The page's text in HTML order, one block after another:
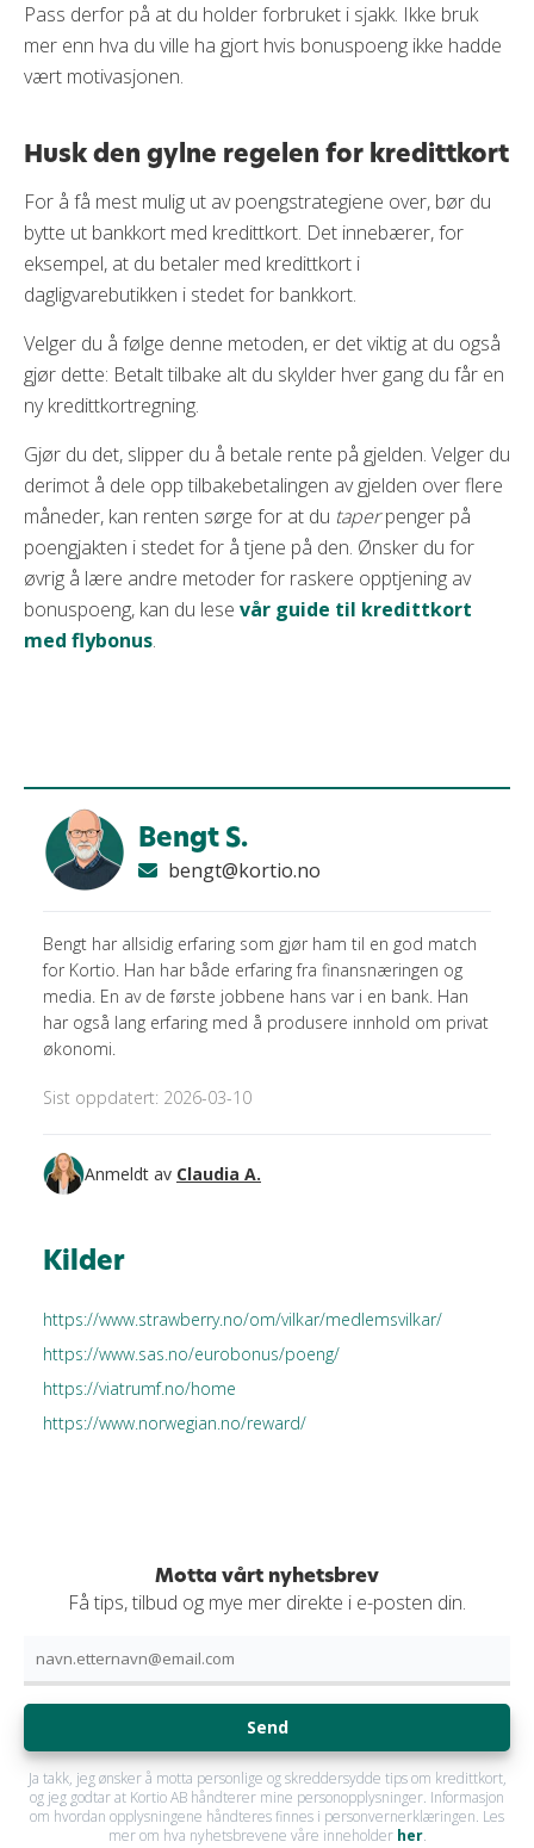
Pass derfor på at du holder forbruket i sjakk. Ikke bruk
mer enn hva du ville ha gjort hvis bonuspoeng ikke hadde
vært motivasjonen.
Husk den gylne regelen for kredittkort
For å få mest mulig ut av poengstrategiene over, bør du
bytte ut bankkort med kredittkort. Det innebærer, for
eksempel, at du betaler med kredittkort i
dagligvarebutikken i stedet for bankkort.
Velger du å følge denne metoden, er det viktig at du også
gjør dette: Betalt tilbake alt du skylder hver gang du får en
ny kredittkortregning.
Gjør du det, slipper du å betale rente på gjelden. Velger du
derimot å dele opp tilbakebetalingen av gjelden over flere
måneder, kan renten sørge for at du taperpenger på
poengjakten i stedet for å tjene på den. Ønsker du for
øvrig å lære andre metoder for raskere opptjening av
bonuspoeng, kan du lese vår guide til kredittkort
med flybonus.
Bengt S.
bengt@kortio.no
Bengt har allsidig erfaring som gjør ham til en god match
for Kortio. Han har både erfaring fra finansnæringen og
media. En av de første jobbene hans var i en bank. Han
har også lang erfaring med å produsere innhold om privat
økonomi.
Sist oppdatert: 2026-03-10
Anmeldt av Claudia A.
Kilder
https://www.strawberry.no/om/vilkar/medlemsvilkar/
https://www.sas.no/eurobonus/poeng/
https://viatrumf.no/home
https://www.norwegian.no/reward/
Motta vårt nyhetsbrev
Få tips, tilbud og mye mer direkte i e-posten din.
Send
Ja takk, jeg ønsker å motta personlige og skreddersydde tips om kredittkort,
og jeg godtar at Kortio AB håndterer mine personopplysninger. Informasjon
om hvordan opplysningene håndteres finnes i personvernerklæringen. Les
mer om hva nyhetsbrevene våre inneholder her.